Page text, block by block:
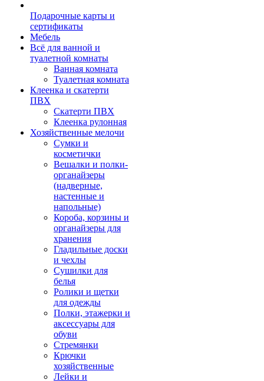
Подарочные карты и
сертификаты
Мебель
Всё для ванной и
туалетной комнаты
Ванная комната
Туалетная комната
Клеенка и скатерти
ПВХ
Скатерти ПВХ
Клеенка рулонная
Хозяйственные мелочи
Сумки и
косметички
Вешалки и полки-
органайзеры
(надверные,
настенные и
напольные)
Короба, корзины и
органайзеры для
хранения
Гладильные доски
и чехлы
Сушилки для
белья
Ролики и щетки
для одежды
Полки, этажерки и
аксессуары для
обуви
Стремянки
Крючки
хозяйственные
Лейки и